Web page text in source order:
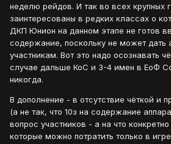
неделю рейдов. И так во всех крупных
заинтересованы в редких классах о
ДКП Юнион на данном этапе не готов
содержание, поскольку не может дать
участникам. Вот это надо осознавать
случае дальше КоС и 3-4 имен в ЕоФ
никогда.
В дополнение - в отсутствие чёткой и
(а не так, что 10з на содержание
вопрос участников - а на что конкретно
которые можно потратить только в